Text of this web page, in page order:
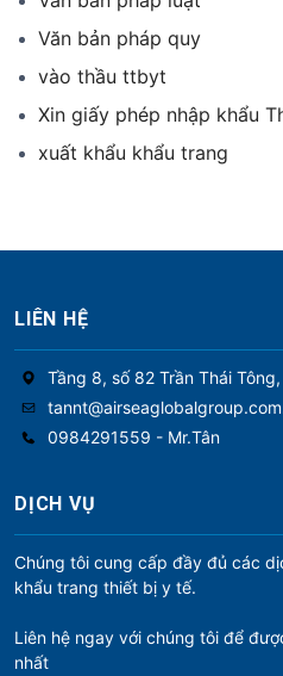
Văn bản pháp quy
vào thầu ttbyt
Xin giấy phép nhập khẩu
xuất khẩu khẩu trang
LIÊN HỆ
Tầng 8, số 82 Trần Thái
0984291559 - Mr.Tân
DỊCH VỤ
Chúng tôi cung cấp đầy đủ các
khẩu trang thiết bị y tế.
Liên hệ ngay với chúng tôi để
nhất